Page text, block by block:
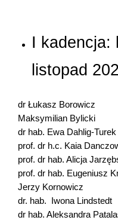
I kadencja:
listopad
dr Łukasz Borowicz
Maksymilian Bylicki
dr hab. Ewa Dahlig-Turek
prof. dr h.c. Kaia
prof. dr hab. Alicja
prof. dr hab. Eugeniusz
Jerzy Kornowicz
dr. hab. Iwona Lindstedt
dr hab. Aleksandra